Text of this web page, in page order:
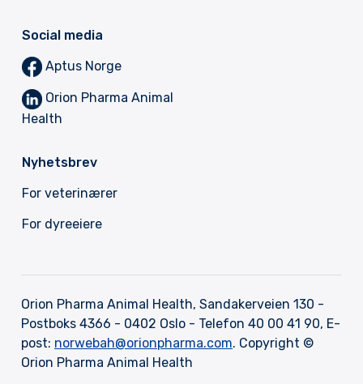
Social media
Aptus Norge
Orion Pharma Animal
Health
Nyhetsbrev
For veterinærer
For dyreeiere
Orion Pharma Animal Health, Sandakerveien 130 -
Postboks 4366 - 0402 Oslo - Telefon 40 00 41 90, E-
post: norwebah@orionpharma.com. Copyright ©
Orion Pharma Animal Health